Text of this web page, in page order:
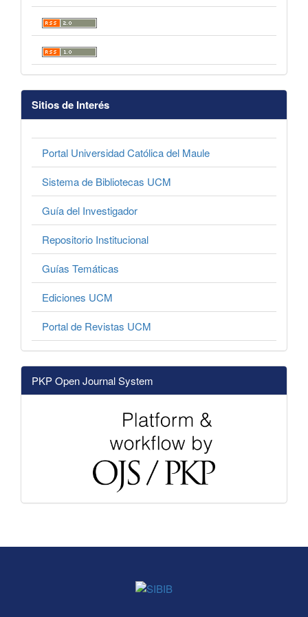
Sitios de Interés
Portal Universidad Católica del Maule
Sistema de Bibliotecas UCM
Guía del Investigador
Repositorio Institucional
Guías Temáticas
Ediciones UCM
Portal de Revistas UCM
PKP Open Journal System